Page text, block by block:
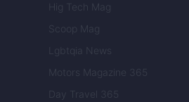
Hig Tech Mag
Scoop Mag
Lgbtqia News
Motors Magazine 365
Day Travel 365